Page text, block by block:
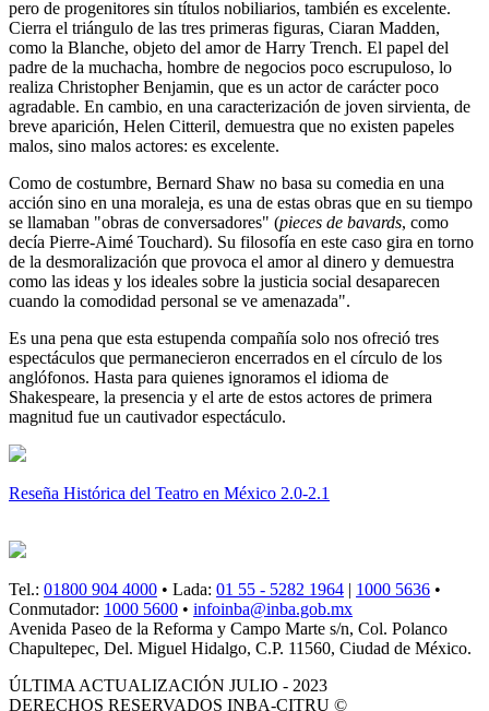
pero de progenitores sin títulos nobiliarios, también es excelente.
Cierra el triángulo de las tres primeras figuras, Ciaran Madden,
como la Blanche, objeto del amor de Harry Trench. El papel del
padre de la muchacha, hombre de negocios poco escrupuloso, lo
realiza Christopher Benjamin, que es un actor de carácter poco
agradable. En cambio, en una caracterización de joven sirvienta, de
breve aparición, Helen Citteril, demuestra que no existen papeles
malos, sino malos actores: es excelente.
Como de costumbre, Bernard Shaw no basa su comedia en una
acción sino en una moraleja, es una de estas obras que en su tiempo
se llamaban "obras de conversadores" (pieces de bavards, como
decía Pierre-Aimé Touchard). Su filosofía en este caso gira en torno
de la desmoralización que provoca el amor al dinero y demuestra
como las ideas y los ideales sobre la justicia social desaparecen
cuando la comodidad personal se ve amenazada".
Es una pena que esta estupenda compañía solo nos ofreció tres
espectáculos que permanecieron encerrados en el círculo de los
anglófonos. Hasta para quienes ignoramos el idioma de
Shakespeare, la presencia y el arte de estos actores de primera
magnitud fue un cautivador espectáculo.
Reseña Histórica del Teatro en México 2.0-2.1
Tel.: 01800 904 4000 • Lada: 01 55 - 5282 1964 | 1000 5636 •
Conmutador: 1000 5600 • infoinba@inba.gob.mx
Avenida Paseo de la Reforma y Campo Marte s/n, Col. Polanco
Chapultepec, Del. Miguel Hidalgo, C.P. 11560, Ciudad de México.
ÚLTIMA ACTUALIZACIÓN JULIO - 2023
DERECHOS RESERVADOS INBA-CITRU ©